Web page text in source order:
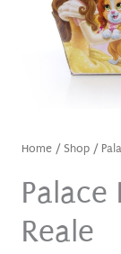
Home/ Shop/
Palace
Reale